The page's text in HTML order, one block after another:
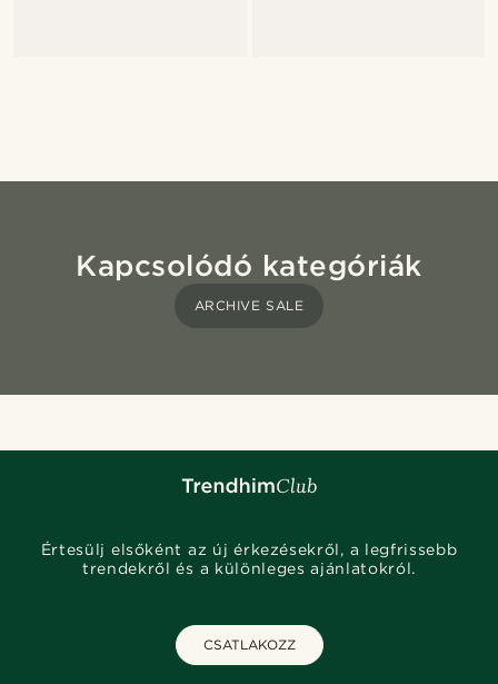
Kapcsolódó kategóriák
ARCHIVE SALE
Értesülj elsőként az új érkezésekről, a legfrissebb
trendekről és a különleges ajánlatokról.
CSATLAKOZZ